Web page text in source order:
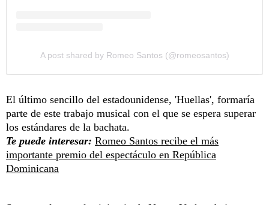
A post shared by Romeo Santos (@romeosantos)
El último sencillo del estadounidense, 'Huellas', formaría
parte de este trabajo musical con el que se espera superar
los estándares de la bachata.
Te puede interesar: Romeo Santos recibe el más
importante premio del espectáculo en República
Dominicana